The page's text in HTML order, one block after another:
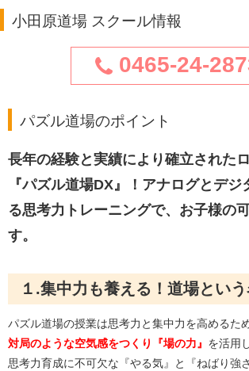
小田原道場 スクール情報
0465-24-
パズル道場のポイント
長年の経験と実績により確立された
『パズル道場DX』！アナログとデジ
る思考力トレーニングで、お子様の
す。
１.集中力も養える！道場とい
パズル道場の授業は思考力と集中力を高めるた
対局のような空気感をつくり『場の力』 を活用
思考力育成に不可欠な『やる気』と『ねばり強